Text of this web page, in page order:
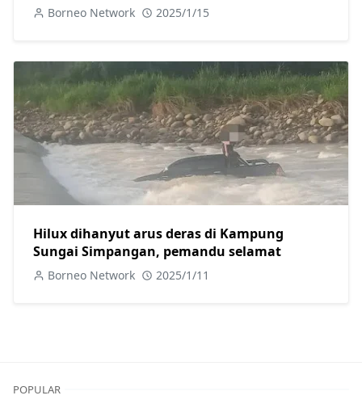
Skim B Sarikei
Borneo Network 2025/1/15
Hilux dihanyut arus deras di Kampung
Sungai Simpangan, pemandu selamat
Borneo Network 2025/1/11
POPULAR